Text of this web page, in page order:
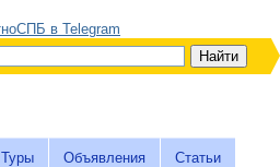
Туры Объявления Статьи